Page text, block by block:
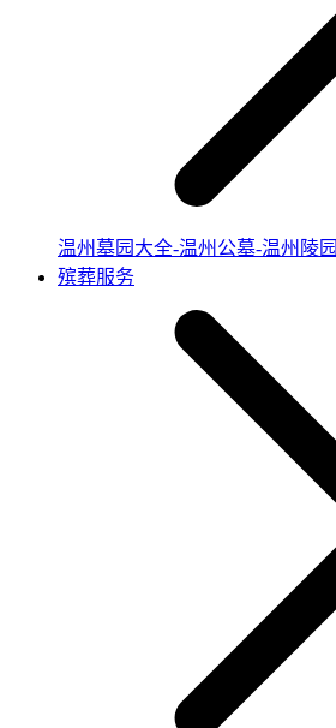
温州墓园大全-温州公墓-温州陵园
殡葬服务